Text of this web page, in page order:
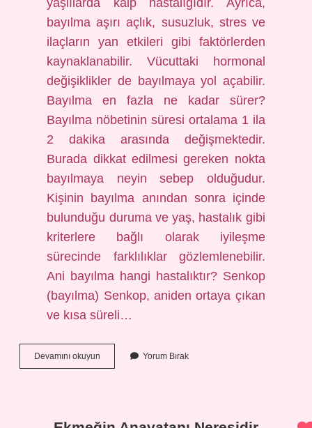
yaşlılarda kalp hastalığıdır. Ayrıca,
bayılma aşırı açlık, susuzluk, stres ve
ilaçların yan etkileri gibi faktörlerden
kaynaklanabilir. Vücuttaki hormonal
değişiklikler de bayılmaya yol açabilir.
Bayılma en fazla ne kadar sürer?
Bayılma nöbetinin süresi ortalama 1 ila
2 dakika arasında değişmektedir.
Burada dikkat edilmesi gereken nokta
bayılmaya neyin sebep olduğudur.
Kişinin bayılma anından sonra içinde
bulunduğu duruma ve yaş, hastalık gibi
kriterlere bağlı olarak iyileşme
sürecinde farklılıklar gözlemlenebilir.
Ani bayılma hangi hastalıktır? Senkop
(bayılma) Senkop, aniden ortaya çıkan
ve kısa süreli…
Devamını okuyun
Süreli
Yorum Bırak